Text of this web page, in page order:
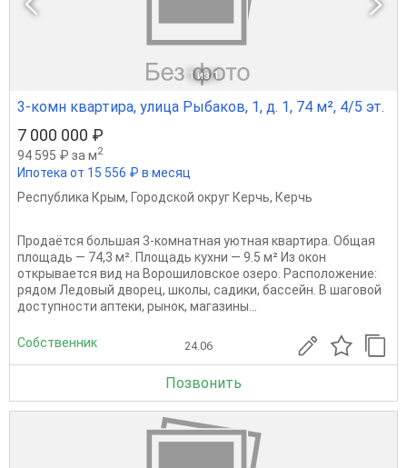
1 из 1
3-комн квартира, улица Рыбаков, 1, д. 1, 74 м², 4/5 эт.
7 000 000 ₽
94 595 ₽ за м2
Ипотека от 15 556 ₽ в месяц
Республика Крым, Городской округ Керчь, Керчь
Продаётся большая 3-комнатная уютная квартира. Общая
площадь — 74,3 м². Площадь кухни — 9.5 м² Из окон
открывается вид на Ворошиловское озеро. Расположение:
рядом Ледовый дворец, школы, садики, бассейн. В шаговой
доступности аптеки, рынок, магазины...
Собственник 24.06
Позвонить